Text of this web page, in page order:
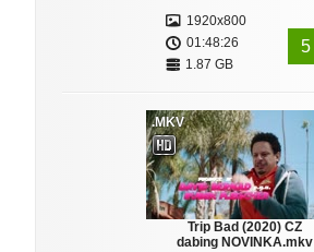
1920x800
01:48:26
1.87 GB
5
.MKV
Trip Bad (2020) CZ
dabing NOVINKA.mkv